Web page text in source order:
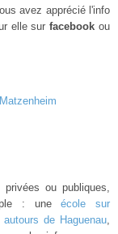
avez apprécié l'info
elle surfacebook ou
ou publiques,
: uneécole sur
autours de Haguenau,